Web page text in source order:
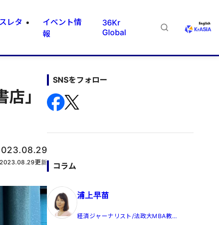
レタ
イベント情
報
36Kr
Global
」
2023.08.29更新
SNSをフォロー
コラム
浦上早苗
経済ジャーナリスト/法政大MBA教